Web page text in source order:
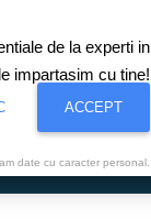
de la experti in
impartasim cu tine!
ACCEPT
date cu caracter personal.